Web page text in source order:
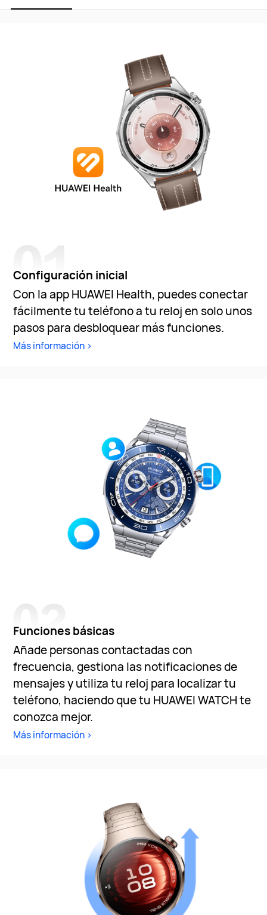
Configuración inicial
Con la app HUAWEI Health, puedes conectar
fácilmente tu teléfono a tu reloj en solo unos
pasos para desbloquear más funciones.
Más información >
Funciones básicas
Añade personas contactadas con
frecuencia, gestiona las notificaciones de
mensajes y utiliza tu reloj para localizar tu
teléfono, haciendo que tu HUAWEI WATCH te
conozca mejor.
Más información >